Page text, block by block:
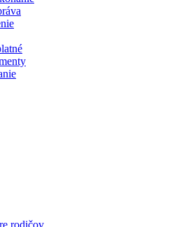
rodičov